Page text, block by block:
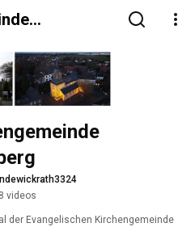
videos
der Evangelischen Kirchengemeinde